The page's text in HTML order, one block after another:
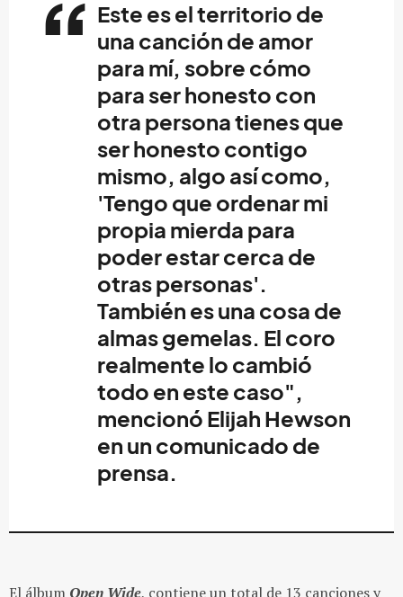
Este es el territorio de
una canción de amor
para mí, sobre cómo
para ser honesto con
otra persona tienes que
ser honesto contigo
mismo, algo así como,
'Tengo que ordenar mi
propia mierda para
poder estar cerca de
otras personas'.
También es una cosa de
almas gemelas. El coro
realmente lo cambió
todo en este caso",
mencionó Elijah Hewson
en un comunicado de
prensa.
El álbum Open Wide, contiene un total de 13 canciones y